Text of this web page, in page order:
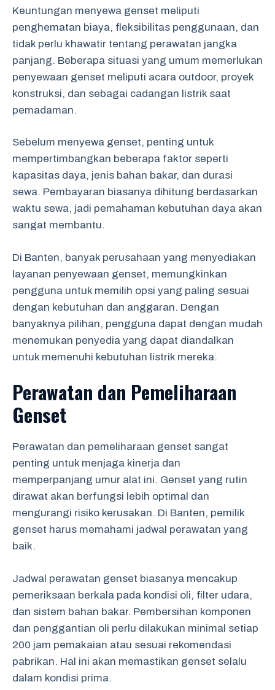
Keuntungan menyewa genset meliputi
penghematan biaya, fleksibilitas penggunaan, dan
tidak perlu khawatir tentang perawatan jangka
panjang. Beberapa situasi yang umum memerlukan
penyewaan genset meliputi acara outdoor, proyek
konstruksi, dan sebagai cadangan listrik saat
pemadaman.
Sebelum menyewa genset, penting untuk
mempertimbangkan beberapa faktor seperti
kapasitas daya, jenis bahan bakar, dan durasi
sewa. Pembayaran biasanya dihitung berdasarkan
waktu sewa, jadi pemahaman kebutuhan daya akan
sangat membantu.
Di Banten, banyak perusahaan yang menyediakan
layanan penyewaan genset, memungkinkan
pengguna untuk memilih opsi yang paling sesuai
dengan kebutuhan dan anggaran. Dengan
banyaknya pilihan, pengguna dapat dengan mudah
menemukan penyedia yang dapat diandalkan
untuk memenuhi kebutuhan listrik mereka.
Perawatan dan Pemeliharaan
Genset
Perawatan dan pemeliharaan genset sangat
penting untuk menjaga kinerja dan
memperpanjang umur alat ini. Genset yang rutin
dirawat akan berfungsi lebih optimal dan
mengurangi risiko kerusakan. Di Banten, pemilik
genset harus memahami jadwal perawatan yang
baik.
Jadwal perawatan genset biasanya mencakup
pemeriksaan berkala pada kondisi oli, filter udara,
dan sistem bahan bakar. Pembersihan komponen
dan penggantian oli perlu dilakukan minimal setiap
200 jam pemakaian atau sesuai rekomendasi
pabrikan. Hal ini akan memastikan genset selalu
dalam kondisi prima.